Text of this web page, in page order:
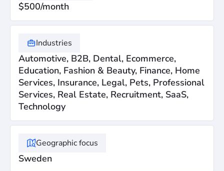
$500/month
Industries
Automotive, B2B, Dental, Ecommerce,
Education, Fashion & Beauty, Finance, Home
Services, Insurance, Legal, Pets, Professional
Services, Real Estate, Recruitment, SaaS,
Technology
Geographic focus
Sweden